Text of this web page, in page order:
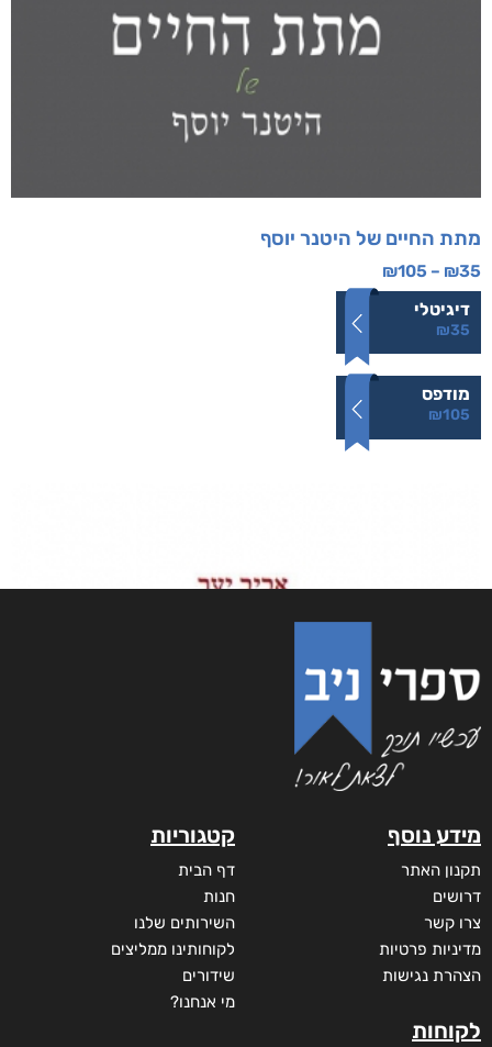
מתת החיים של היטנר יוסף
₪35
–
₪105
דיגיטלי
₪35
מודפס
₪105
מידע נוסף
תקנון האתר
דרושים
צרו קשר
מדיניות פרטיות
הצהרת נגישות
לקוחות
קטגוריות
דף הבית
חנות
השירותים שלנו
לקוחותינו ממליצים
שידורים
מי אנחנו?